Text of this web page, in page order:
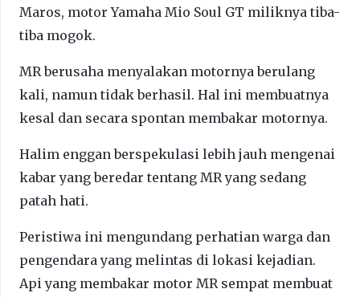
Maros, motor Yamaha Mio Soul GT miliknya tiba-
tiba mogok.
MR berusaha menyalakan motornya berulang
kali, namun tidak berhasil. Hal ini membuatnya
kesal dan secara spontan membakar motornya.
Halim enggan berspekulasi lebih jauh mengenai
kabar yang beredar tentang MR yang sedang
patah hati.
Peristiwa ini mengundang perhatian warga dan
pengendara yang melintas di lokasi kejadian.
Api yang membakar motor MR sempat membuat